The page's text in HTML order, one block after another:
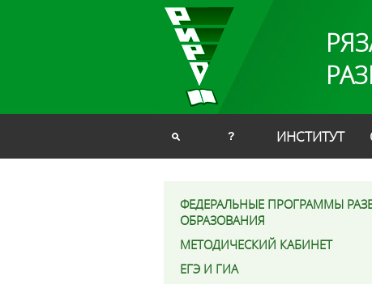
? ИНСТИТУТ
ФЕДЕРАЛЬНЫЕ ПРОГРАММЫ
ОБРАЗОВАНИЯ
МЕТОДИЧЕСКИЙ КАБИНЕТ
ЕГЭ И ГИА